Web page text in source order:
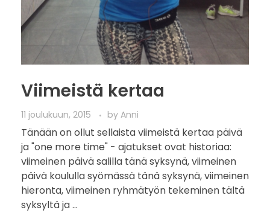
Viimeistä kertaa
11 joulukuun, 2015 by Anni
Tänään on ollut sellaista viimeistä kertaa päivä
ja "one more time" - ajatukset ovat historiaa:
viimeinen päivä salilla tänä syksynä, viimeinen
päivä koululla syömässä tänä syksynä, viimeinen
hieronta, viimeinen ryhmätyön tekeminen tältä
syksyltä ja ...